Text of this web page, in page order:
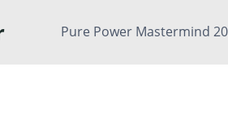
Pure Power Mastermind